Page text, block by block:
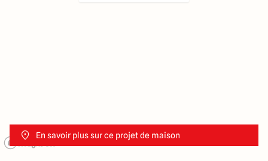
En savoir plus sur ce projet de maison